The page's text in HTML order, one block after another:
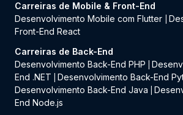
Carreiras de Mobile & Front-End
Desenvolvimento Mobile com Flutter
Front-End React
Carreiras de Back-End
Desenvolvimento Back-End PHP
End .NET
Desenvolvimento Back-End
Desenvolvimento Back-End Java
End Node.js